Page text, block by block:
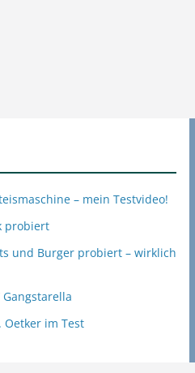
– mein Testvideo!
probiert
und Burger probiert – wirklich
Oetker im Test